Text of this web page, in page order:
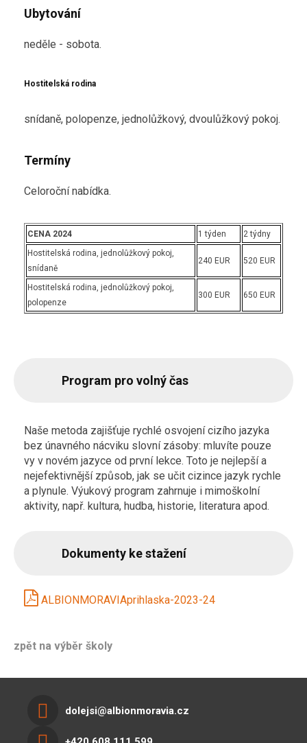
Ubytování
neděle - sobota.
Hostitelská rodina
snídaně, polopenze, jednolůžkový, dvoulůžkový pokoj.
Termíny
Celoroční nabídka.
CENA 2024 1 týden
2 týdny
Hostitelská rodina, jednolůžkový pokoj,
snídaně
240 EUR 520 EUR
Hostitelská rodina, jednolůžkový pokoj,
polopenze
300 EUR 650 EUR
Program pro volný čas
Naše metoda zajišťuje rychlé osvojení cizího jazyka
bez únavného nácviku slovní zásoby: mluvíte pouze
vy v novém jazyce od první lekce. Toto je nejlepší a
nejefektivnější způsob, jak se učit cizince jazyk rychle
a plynule. Výukový program zahrnuje i mimoškolní
aktivity, např. kultura, hudba, historie, literatura apod.
Dokumenty ke stažení
ALBIONMORAVIAprihlaska-2023-24
zpět na výběr školy
dolejsi@albionmoravia.cz